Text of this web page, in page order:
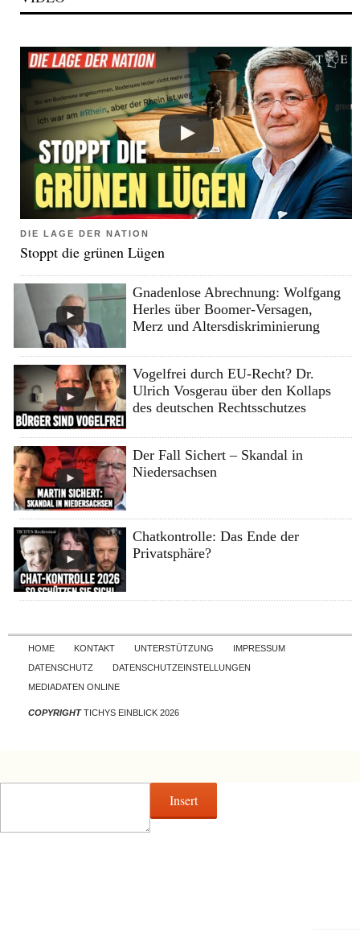
DIE LAGE DER NATION
Stoppt die grünen Lügen
Gnadenlose Abrechnung: Wolfgang
Herles über Boomer-Versagen,
Merz und Altersdiskriminierung
Vogelfrei durch EU-Recht? Dr.
Ulrich Vosgerau über den Kollaps
des deutschen Rechtsschutzes
Der Fall Sichert – Skandal in
Niedersachsen
Chatkontrolle: Das Ende der
Privatsphäre?
Skip to content
HOME KONTAKT UNTERSTÜTZUNG
IMPRESSUM
DATENSCHUTZ
DATENSCHUTZEINSTELLUNGEN
MEDIADATEN ONLINE
COPYRIGHTTICHYS EINBLICK 2026
Insert